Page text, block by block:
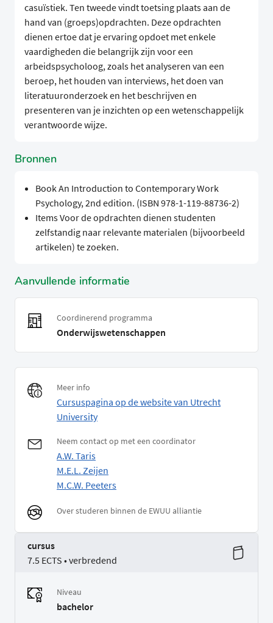
casuïstiek. Ten tweede vindt toetsing plaats aan de
hand van (groeps)opdrachten. Deze opdrachten
dienen ertoe dat je ervaring opdoet met enkele
vaardigheden die belangrijk zijn voor een
arbeidspsycholoog, zoals het analyseren van een
beroep, het houden van interviews, het doen van
literatuuronderzoek en het beschrijven en
presenteren van je inzichten op een wetenschappelijk
verantwoorde wijze.
Bronnen
Book An Introduction to Contemporary Work
Psychology, 2nd edition. (ISBN 978-1-119-88736-2)
Items Voor de opdrachten dienen studenten
zelfstandig naar relevante materialen (bijvoorbeeld
artikelen) te zoeken.
Aanvullende informatie
Coordinerend programma
Onderwijswetenschappen
Meer info
Cursuspagina op de website van Utrecht
University
Neem contact op met een coordinator
A.W. Taris
M.E.L. Zeijen
M.C.W. Peeters
Over studeren binnen de EWUU alliantie
cursus
7.5 ECTS • verbredend
Niveau
bachelor